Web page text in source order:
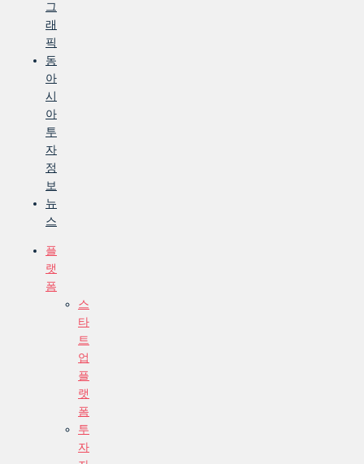
그
래
픽
동
아
시
아
투
자
정
보
뉴
스
플
랫
폼
스
타
트
업
플
랫
폼
투
자